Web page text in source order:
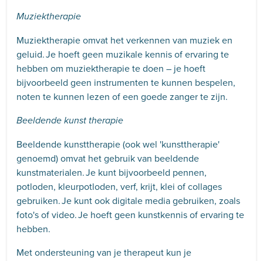
Muziektherapie
Muziektherapie omvat het verkennen van muziek en
geluid. Je hoeft geen muzikale kennis of ervaring te
hebben om muziektherapie te doen – je hoeft
bijvoorbeeld geen instrumenten te kunnen bespelen,
noten te kunnen lezen of een goede zanger te zijn.
Beeldende kunst therapie
Beeldende kunsttherapie (ook wel 'kunsttherapie'
genoemd) omvat het gebruik van beeldende
kunstmaterialen. Je kunt bijvoorbeeld pennen,
potloden, kleurpotloden, verf, krijt, klei of collages
gebruiken. Je kunt ook digitale media gebruiken, zoals
foto's of video. Je hoeft geen kunstkennis of ervaring te
hebben.
Met ondersteuning van je therapeut kun je